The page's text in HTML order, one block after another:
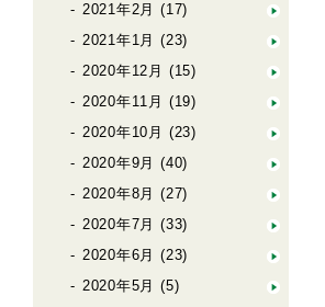
2021年2月 (17)
2021年1月 (23)
2020年12月 (15)
2020年11月 (19)
2020年10月 (23)
2020年9月 (40)
2020年8月 (27)
2020年7月 (33)
2020年6月 (23)
2020年5月 (5)